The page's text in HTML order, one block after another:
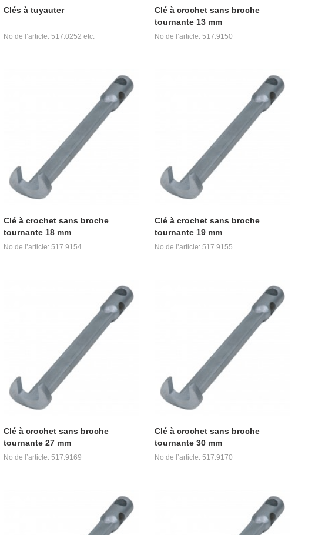
Clés à tuyauter
No de l’article: 517.0252 etc.
Clé à crochet sans broche
tournante 13 mm
No de l’article: 517.9150
Clé à crochet sans broche
tournante 18 mm
No de l’article: 517.9154
Clé à crochet sans broche
tournante 19 mm
No de l’article: 517.9155
Clé à crochet sans broche
tournante 27 mm
No de l’article: 517.9169
Clé à crochet sans broche
tournante 30 mm
No de l’article: 517.9170